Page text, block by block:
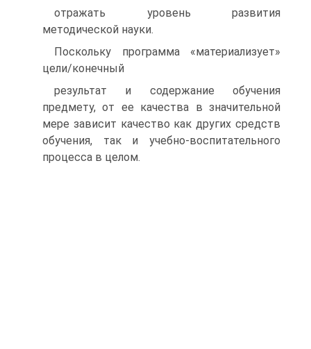
отражать уровень развития
методической науки.
Поскольку программа «материализует»
цели/конечный
результат и содержание обучения
предмету, от ее качества в значительной
мере зависит качество как других средств
обучения, так и учебно-воспитательного
процесса в целом.